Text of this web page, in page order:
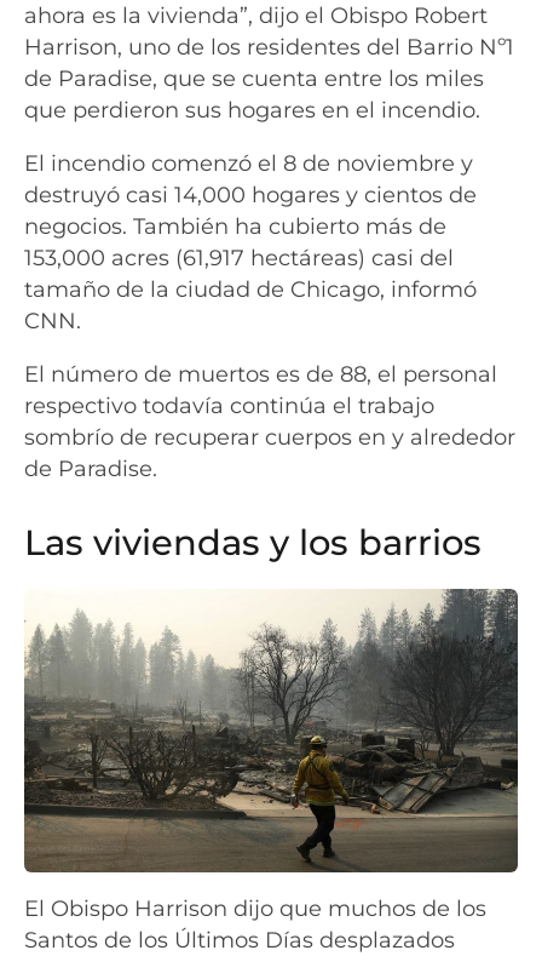
ahora es la vivienda”, dijo el Obispo Robert
Harrison, uno de los residentes del Barrio Nº1
de Paradise, que se cuenta entre los miles
que perdieron sus hogares en el incendio.
El incendio comenzó el 8 de noviembre y
destruyó casi 14,000 hogares y cientos de
negocios. También ha cubierto más de
153,000 acres (61,917 hectáreas) casi del
tamaño de la ciudad de Chicago, informó
CNN.
El número de muertos es de 88, el personal
respectivo todavía continúa el trabajo
sombrío de recuperar cuerpos en y alrededor
de Paradise.
Las viviendas y los barrios
El Obispo Harrison dijo que muchos de los
Santos de los Últimos Días desplazados